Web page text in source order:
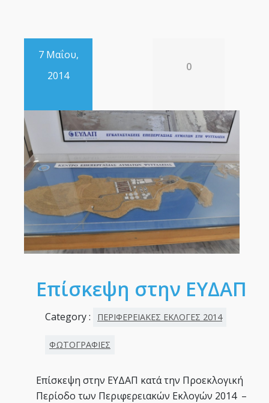
7 Μαΐου,
2014
0
Επίσκεψη στην ΕΥΔΑΠ
Category : ΠΕΡΙΦΕΡΕΙΑΚΕΣ ΕΚΛΟΓΕΣ 2014
ΦΩΤΟΓΡΑΦΙΕΣ
Επίσκεψη στην ΕΥΔΑΠ κατά την Προεκλογική
Περίοδο των Περιφερειακών Eκλογών 2014 –